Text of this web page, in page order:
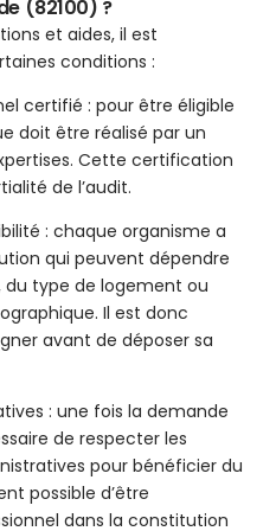
(82100) ?
et aides, il est
conditions :
certifié : pour être éligible
doit être réalisé par un
Cette certification
de l’audit.
: chaque organisme a
qui peuvent dépendre
du type de logement ou
Il est donc
avant de déposer sa
: une fois la demande
de respecter les
pour bénéficier du
possible d’être
dans la constitution